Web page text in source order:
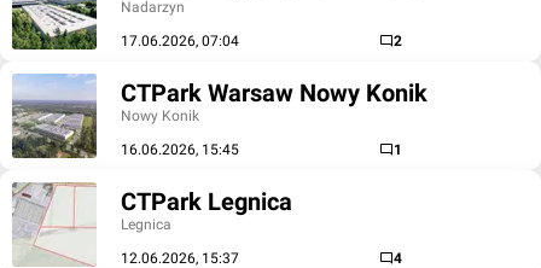
Nadarzyn
17.06.2026, 07:04
2
CTPark Warsaw Nowy Konik
Nowy Konik
16.06.2026, 15:45
1
CTPark Legnica
Legnica
12.06.2026, 15:37
4